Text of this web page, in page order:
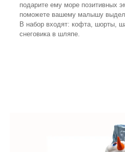
подарите ему море позитивных
поможете вашему малышу
В набор входят: кофта, шорты,
снеговика в шляпе.